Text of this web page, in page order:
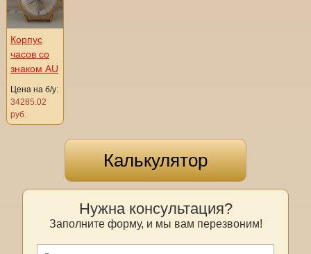
Корпус
часов со
знаком AU
Цена на б/у:
34285.02
руб.
Калькулятор
Нужна консультация?
Заполните форму, и мы вам перезвоним!